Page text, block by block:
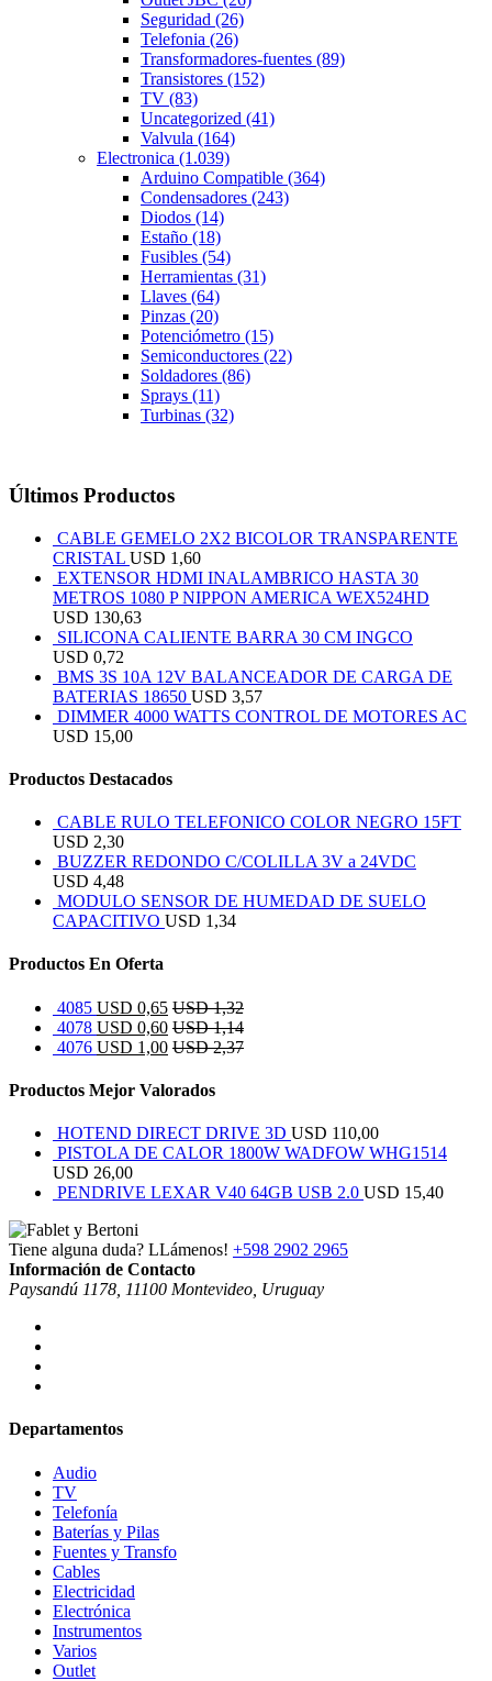
Seguridad (26)
Telefonia (26)
Transformadores-fuentes (89)
Transistores (152)
TV (83)
Uncategorized (41)
Valvula (164)
Electronica (1.039)
Arduino Compatible (364)
Condensadores (243)
Diodos (14)
Estaño (18)
Fusibles (54)
Herramientas (31)
Llaves (64)
Pinzas (20)
Potenciómetro (15)
Semiconductores (22)
Soldadores (86)
Sprays (11)
Turbinas (32)
Últimos Productos
CABLE GEMELO 2X2 BICOLOR TRANSPARENTE
CRISTAL USD 1,60
EXTENSOR HDMI INALAMBRICO HASTA 30
METROS 1080 P NIPPON AMERICA WEX524HD
USD 130,63
SILICONA CALIENTE BARRA 30 CM INGCO
USD 0,72
BMS 3S 10A 12V BALANCEADOR DE CARGA DE
BATERIAS 18650 USD 3,57
DIMMER 4000 WATTS CONTROL DE MOTORES AC
USD 15,00
Productos Destacados
CABLE RULO TELEFONICO COLOR NEGRO 15FT
USD 2,30
BUZZER REDONDO C/COLILLA 3V a 24VDC
USD 4,48
MODULO SENSOR DE HUMEDAD DE SUELO
CAPACITIVO USD 1,34
Productos En Oferta
4085 USD 0,65 USD1,32
4078 USD 0,60 USD1,14
4076 USD 1,00 USD2,37
Productos Mejor Valorados
HOTEND DIRECT DRIVE 3D USD 110,00
PISTOLA DE CALOR 1800W WADFOW WHG1514
USD 26,00
PENDRIVE LEXAR V40 64GB USB 2.0 USD 15,40
Tiene alguna duda? LLámenos! +598 2902 2965
Información de Contacto
Paysandú 1178, 11100 Montevideo, Uruguay
Departamentos
Audio
TV
Telefonía
Baterías y Pilas
Fuentes y Transfo
Cables
Electricidad
Electrónica
Instrumentos
Varios
Outlet